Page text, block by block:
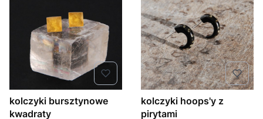
kolczyki bursztynowe
kwadraty
kolczyki hoops'y z
pirytami